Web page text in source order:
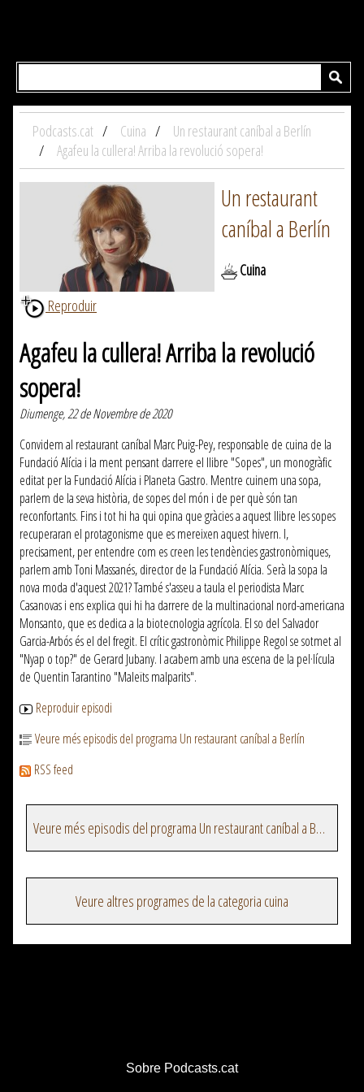
Podcasts.cat Cuina
Un restaurant caníbal a Berlín
Agafeu la cullera! Arriba la revolució sopera!
Un restaurant
caníbal a Berlín
Cuina
Reproduir
Agafeu la cullera! Arriba la revolució
sopera!
Diumenge, 22 de Novembre de 2020
Convidem al restaurant caníbal Marc Puig-Pey, responsable de cuina de la
Fundació Alícia i la ment pensant darrere el llibre "Sopes", un monogràfic
editat per la Fundació Alícia i Planeta Gastro. Mentre cuinem una sopa,
parlem de la seva història, de sopes del món i de per què són tan
reconfortants. Fins i tot hi ha qui opina que gràcies a aquest llibre les sopes
recuperaran el protagonisme que es mereixen aquest hivern. I,
precisament, per entendre com es creen les tendències gastronòmiques,
parlem amb Toni Massanés, director de la Fundació Alícia. Serà la sopa la
nova moda d'aquest 2021? També s'asseu a taula el periodista Marc
Casanovas i ens explica qui hi ha darrere de la multinacional nord-americana
Monsanto, que es dedica a la biotecnologia agrícola. El so del Salvador
Garcia-Arbós és el del fregit. El crític gastronòmic Philippe Regol se sotmet al
"Nyap o top?" de Gerard Jubany. I acabem amb una escena de la pel·lícula
de Quentin Tarantino "Maleïts malparits".
Reproduir episodi
Veure més episodis del programa Un restaurant caníbal a Berlín
RSS feed
Veure més episodis del programa Un restaurant caníbal a Berlín
Veure altres programes de la categoria cuina
Sobre Podcasts.cat